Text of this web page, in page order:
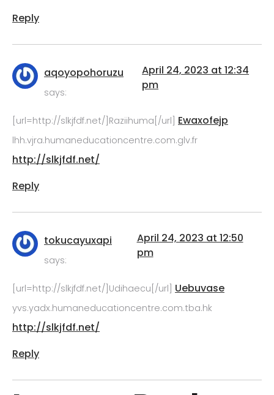
Reply
aqoyopohoruzu
says:
April 24, 2023 at 12:34
pm
[url=http://slkjfdf.net/]Raziihuma[/url] Ewaxofejp
lhh.vjra.humaneducationcentre.com.glv.fr
http://slkjfdf.net/
Reply
tokucayuxapi
says:
April 24, 2023 at 12:50
pm
[url=http://slkjfdf.net/]Udihaecu[/url] Uebuvase
yvs.yadx.humaneducationcentre.com.tba.hk
http://slkjfdf.net/
Reply